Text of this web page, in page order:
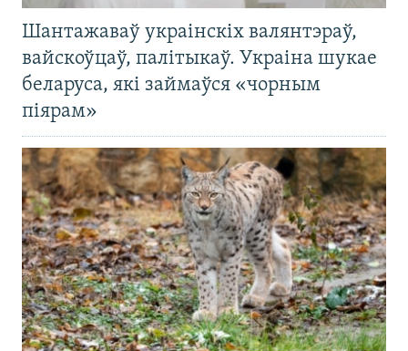
Шантажаваў украінскіх валянтэраў,
вайскоўцаў, палітыкаў. Украіна шукае
беларуса, які займаўся «чорным
піярам»